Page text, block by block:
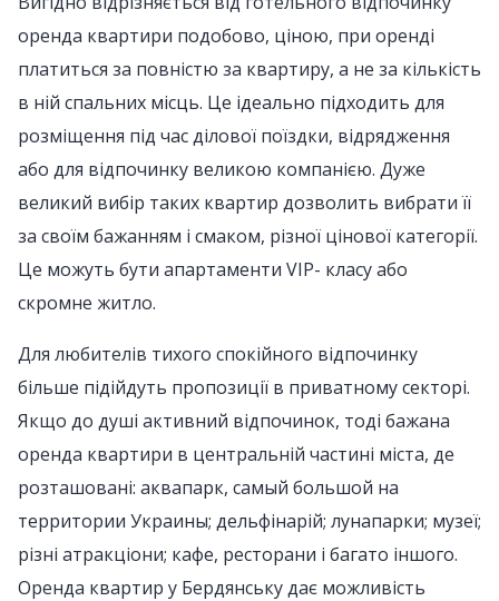
оренда квартири подобово, ціною, при оренді
платиться за повністю за квартиру, а не за кількість
в ній спальних місць. Це ідеально підходить для
розміщення під час ділової поїздки, відрядження
або для відпочинку великою компанією. Дуже
великий вибір таких квартир дозволить вибрати її
за своїм бажанням і смаком, різної цінової категорії.
Це можуть бути апартаменти VIP- класу або
скромне житло.
Для любителів тихого спокійного відпочинку
більше підійдуть пропозиції в приватному секторі.
Якщо до душі активний відпочинок, тоді бажана
оренда квартири в центральній частині міста, де
розташовані: аквапарк, самый большой на
территории Украины; дельфінарій; лунапарки; музеї;
різні атракціони; кафе, ресторани і багато іншого.
Оренда квартир у Бердянську дає можливість